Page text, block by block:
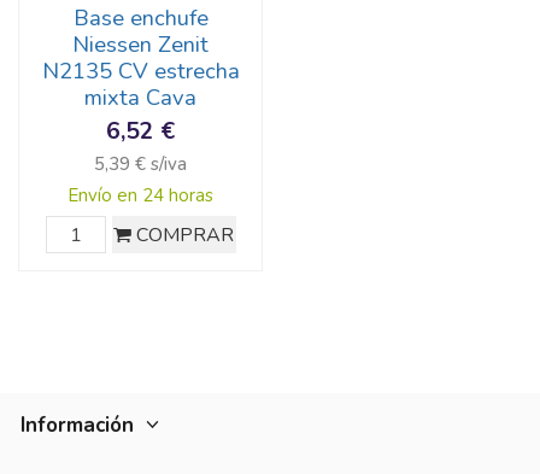
Base enchufe
Niessen Zenit
N2135 CV estrecha
mixta Cava
6,52 €
5,39 € s/iva
Envío en 24 horas
COMPRAR
Información